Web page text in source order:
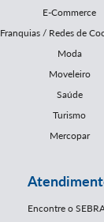
E-Commerce
Franquias / Redes de
Moda
Moveleiro
Saúde
Turismo
Mercopar
Encontre o